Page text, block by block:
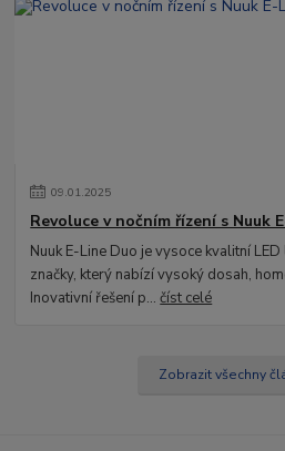
09.01.2025
Revoluce v nočním řízení s Nuuk
Nuuk E-Line Duo je vysoce kvalitní
značky, který nabízí vysoký dosah,
Inovativní řešení p...číst celé
Zobrazit všechny